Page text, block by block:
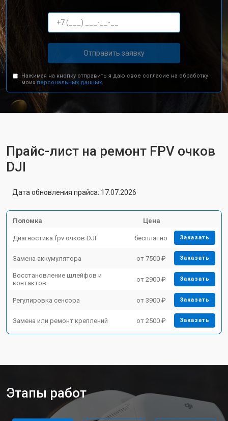
Отправить заявку
Нажимая на кнопку отправить я даю свое согласие на обработку
моих персональных данных.
Прайс-лист на ремонт FPV очков
DJI
Дата обновления прайса: 17.07.2026
Поломка Цена
Диагностика fpv очков DJI бесплатно Заказать
Замена аккумулятора от 7500 ₽ Заказать
Восстановление шлейфов и
контактов
от 2900 ₽ Заказать
Регулировка сенсора от 3900 ₽ Заказать
Замена или ремонт креплений от 2500 ₽ Заказать
Этапы работ